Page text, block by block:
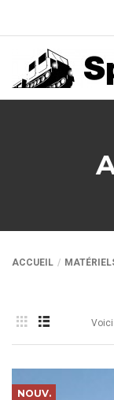
ACCUEIL
NOUV.